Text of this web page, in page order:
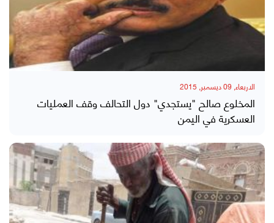
الاربعاء, 09 ديسمبر, 2015
المخلوع صالح "يستجدي" دول التحالف وقف العمليات
العسكرية في اليمن